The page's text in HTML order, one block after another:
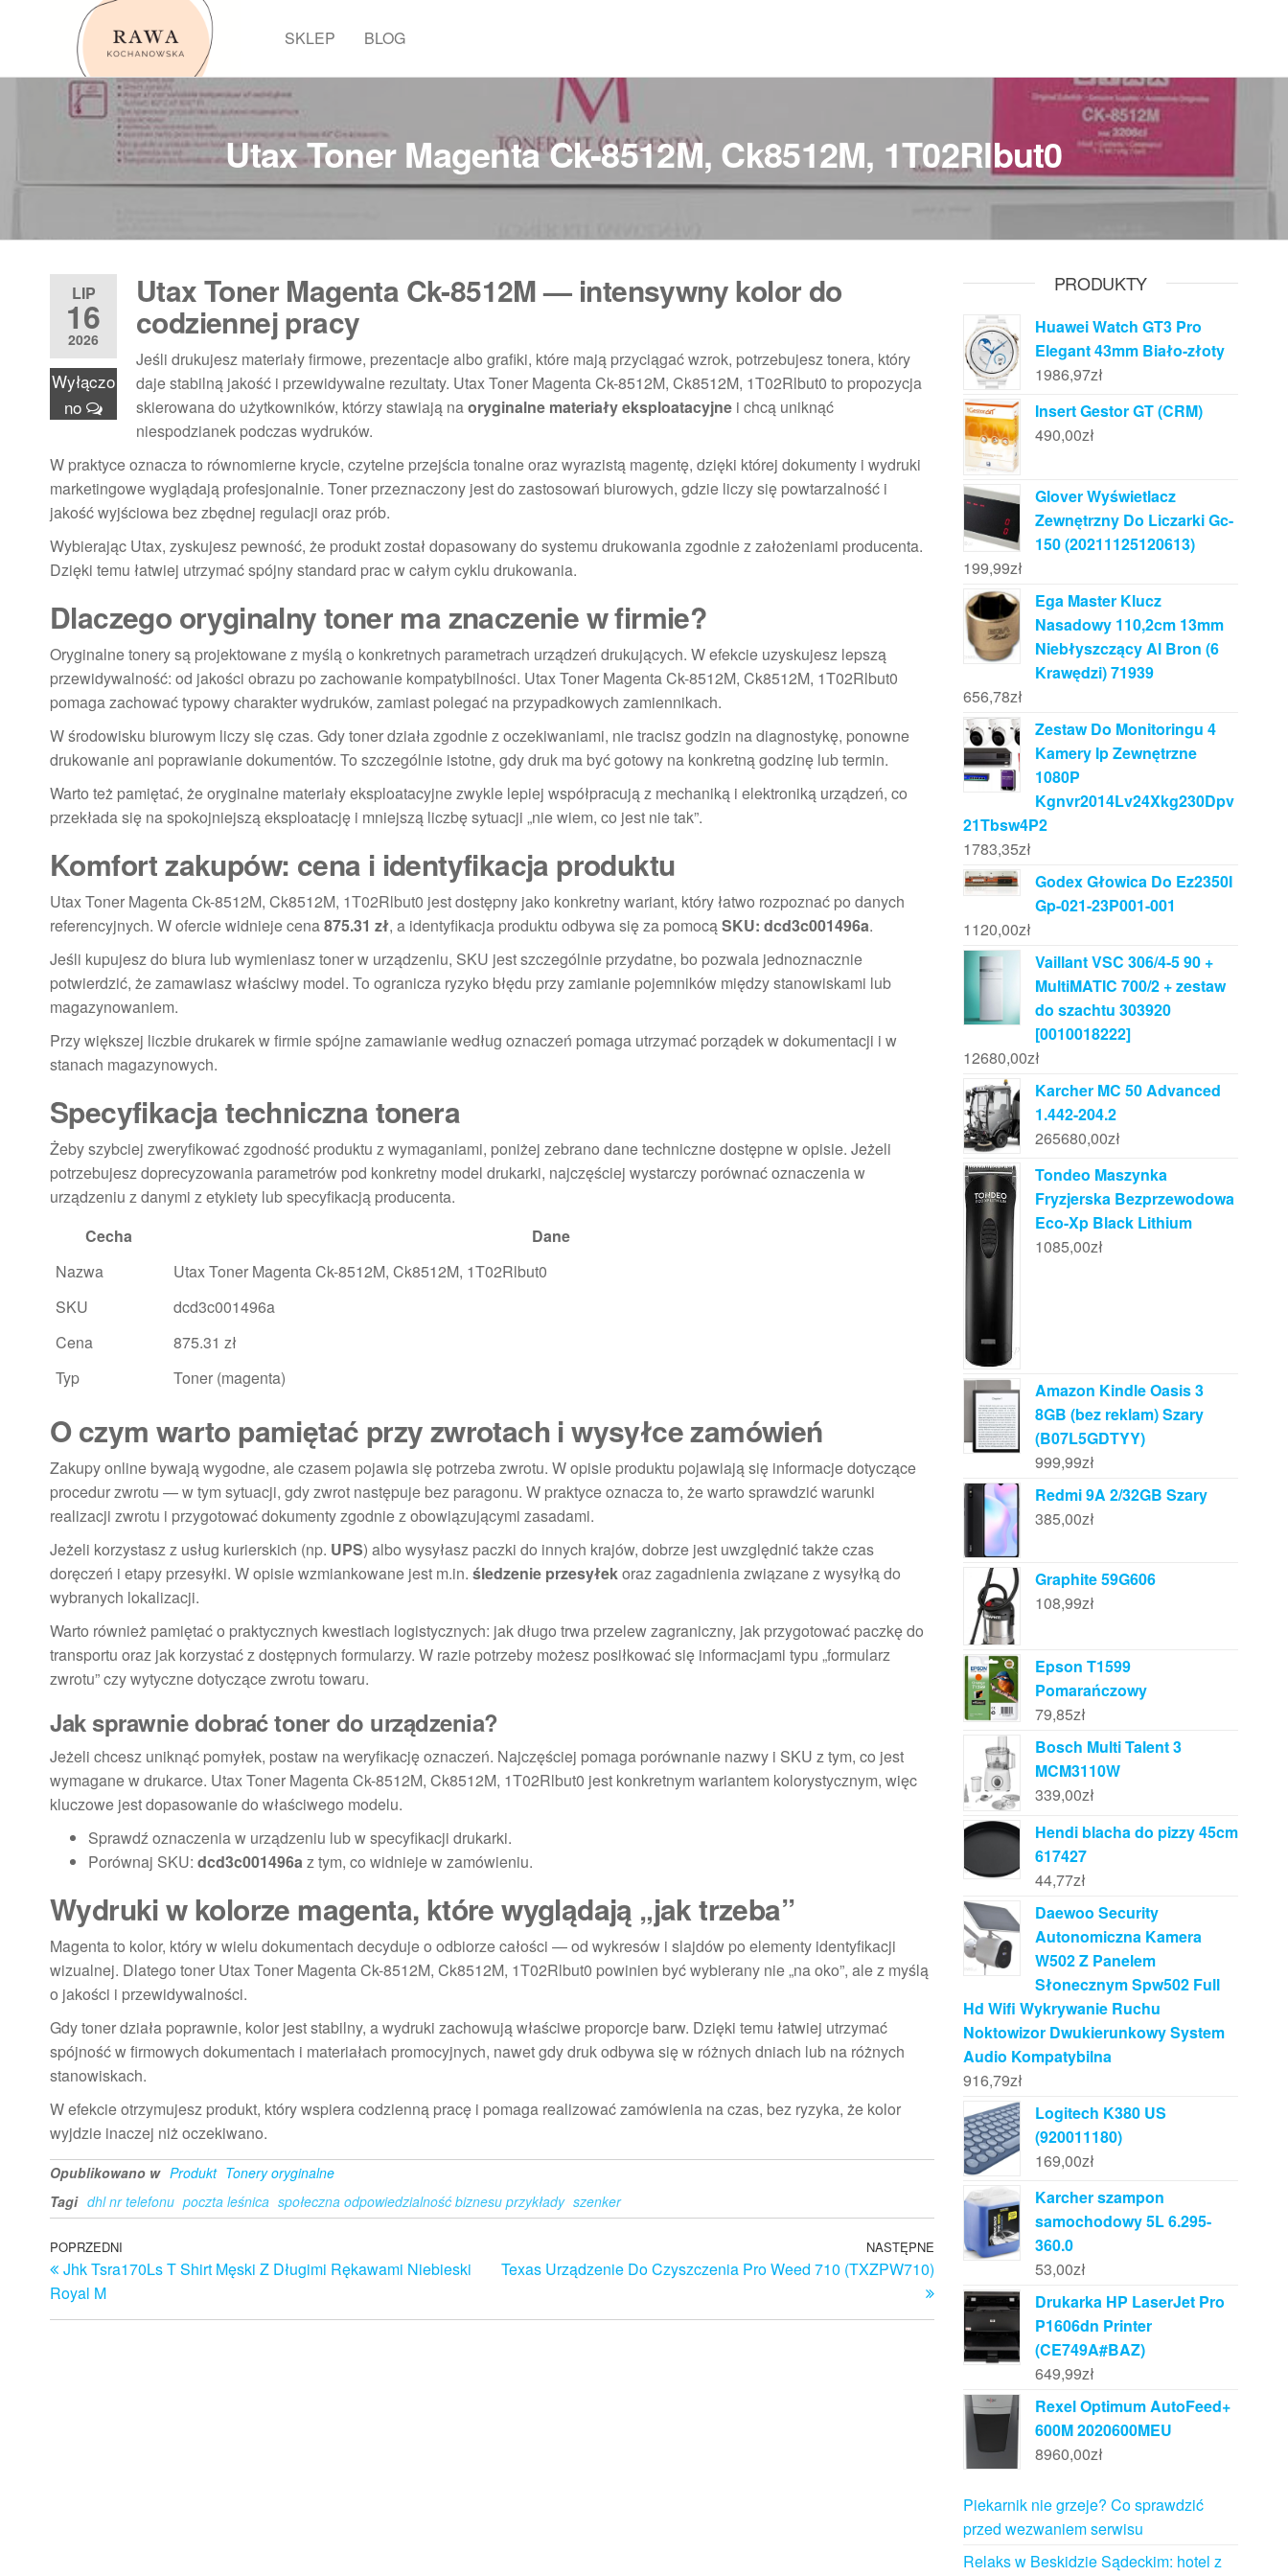
SKLEP BLOG
Utax Toner Magenta Ck-8512M, Ck8512M, 1T02Rlbut0
LIP
16
2026
Wyłączo
no
Utax Toner Magenta Ck-8512M — intensywny kolor do
codziennej pracy
Jeśli drukujesz materiały firmowe, prezentacje albo grafiki, które mają przyciągać wzrok, potrzebujesz tonera, który
daje stabilną jakość i przewidywalne rezultaty. Utax Toner Magenta Ck-8512M, Ck8512M, 1T02Rlbut0 to propozycja
skierowana do użytkowników, którzy stawiają naoryginalne materiały eksploatacyjne i chcą uniknąć
niespodzianek podczas wydruków.
W praktyce oznacza to równomierne krycie, czytelne przejścia tonalne oraz wyrazistą magentę, dzięki której dokumenty i wydruki
marketingowe wyglądają profesjonalnie. Toner przeznaczony jest do zastosowań biurowych, gdzie liczy się powtarzalność i
jakość wyjściowa bez zbędnej regulacji oraz prób.
Wybierając Utax, zyskujesz pewność, że produkt został dopasowany do systemu drukowania zgodnie z założeniami producenta.
Dzięki temu łatwiej utrzymać spójny standard prac w całym cyklu drukowania.
Dlaczego oryginalny toner ma znaczenie w firmie?
Oryginalne tonery są projektowane z myślą o konkretnych parametrach urządzeń drukujących. W efekcie uzyskujesz lepszą
przewidywalność: od jakości obrazu po zachowanie kompatybilności. Utax Toner Magenta Ck-8512M, Ck8512M, 1T02Rlbut0
pomaga zachować typowy charakter wydruków, zamiast polegać na przypadkowych zamiennikach.
W środowisku biurowym liczy się czas. Gdy toner działa zgodnie z oczekiwaniami, nie tracisz godzin na diagnostykę, ponowne
drukowanie ani poprawianie dokumentów. To szczególnie istotne, gdy druk ma być gotowy na konkretną godzinę lub termin.
Warto też pamiętać, że oryginalne materiały eksploatacyjne zwykle lepiej współpracują z mechaniką i elektroniką urządzeń, co
przekłada się na spokojniejszą eksploatację i mniejszą liczbę sytuacji „nie wiem, co jest nie tak”.
Komfort zakupów: cena i identyfikacja produktu
Utax Toner Magenta Ck-8512M, Ck8512M, 1T02Rlbut0 jest dostępny jako konkretny wariant, który łatwo rozpoznać po danych
referencyjnych. W ofercie widnieje cena875.31 zł, a identyfikacja produktu odbywa się za pomocąSKU: dcd3c001496a.
Jeśli kupujesz do biura lub wymieniasz toner w urządzeniu, SKU jest szczególnie przydatne, bo pozwala jednoznacznie
potwierdzić, że zamawiasz właściwy model. To ogranicza ryzyko błędu przy zamianie pojemników między stanowiskami lub
magazynowaniem.
Przy większej liczbie drukarek w firmie spójne zamawianie według oznaczeń pomaga utrzymać porządek w dokumentacji i w
stanach magazynowych.
Specyfikacja techniczna tonera
Żeby szybciej zweryfikować zgodność produktu z wymaganiami, poniżej zebrano dane techniczne dostępne w opisie. Jeżeli
potrzebujesz doprecyzowania parametrów pod konkretny model drukarki, najczęściej wystarczy porównać oznaczenia w
urządzeniu z danymi z etykiety lub specyfikacją producenta.
Cecha
Dane
Nazwa
Utax Toner Magenta Ck-8512M, Ck8512M, 1T02Rlbut0
SKU
dcd3c001496a
Cena
875.31 zł
Typ
Toner (magenta)
O czym warto pamiętać przy zwrotach i wysyłce zamówień
Zakupy online bywają wygodne, ale czasem pojawia się potrzeba zwrotu. W opisie produktu pojawiają się informacje dotyczące
procedur zwrotu — w tym sytuacji, gdy zwrot następuje bez paragonu. W praktyce oznacza to, że warto sprawdzić warunki
realizacji zwrotu i przygotować dokumenty zgodnie z obowiązującymi zasadami.
Jeżeli korzystasz z usług kurierskich (np. UPS) albo wysyłasz paczki do innych krajów, dobrze jest uwzględnić także czas
doręczeń i etapy przesyłki. W opisie wzmiankowane jest m.in. śledzenie przesyłekoraz zagadnienia związane z wysyłką do
wybranych lokalizacji.
Warto również pamiętać o praktycznych kwestiach logistycznych: jak długo trwa przelew zagraniczny, jak przygotować paczkę do
transportu oraz jak korzystać z dostępnych formularzy. W razie potrzeby możesz posiłkować się informacjami typu „formularz
zwrotu” czy wytyczne dotyczące zwrotu towaru.
Jak sprawnie dobrać toner do urządzenia?
Jeżeli chcesz uniknąć pomyłek, postaw na weryfikację oznaczeń. Najczęściej pomaga porównanie nazwy i SKU z tym, co jest
wymagane w drukarce. Utax Toner Magenta Ck-8512M, Ck8512M, 1T02Rlbut0 jest konkretnym wariantem kolorystycznym, więc
kluczowe jest dopasowanie do właściwego modelu.
Sprawdź oznaczenia w urządzeniu lub w specyfikacji drukarki.
Porównaj SKU: dcd3c001496az tym, co widnieje w zamówieniu.
Wydruki w kolorze magenta, które wyglądają „jak trzeba”
Magenta to kolor, który w wielu dokumentach decyduje o odbiorze całości — od wykresów i slajdów po elementy identyfikacji
wizualnej. Dlatego toner Utax Toner Magenta Ck-8512M, Ck8512M, 1T02Rlbut0 powinien być wybierany nie „na oko”, ale z myślą
o jakości i przewidywalności.
Gdy toner działa poprawnie, kolor jest stabilny, a wydruki zachowują właściwe proporcje barw. Dzięki temu łatwiej utrzymać
spójność w firmowych dokumentach i materiałach promocyjnych, nawet gdy druk odbywa się w różnych dniach lub na różnych
stanowiskach.
W efekcie otrzymujesz produkt, który wspiera codzienną pracę i pomaga realizować zamówienia na czas, bez ryzyka, że kolor
wyjdzie inaczej niż oczekiwano.
Opublikowano w Produkt Tonery oryginalne
Tagi dhl nr telefonu poczta leśnica społeczna odpowiedzialność biznesu przykłady szenker
Nawigacja
wpisu
Poprzedni
wpis
POPRZEDNI
Jhk Tsra170Ls T Shirt Męski Z Długimi Rękawami Niebieski
Royal M
Następny
wpis
NASTĘPNE
Texas Urządzenie Do Czyszczenia Pro Weed 710 (TXZPW710)
PRODUKTY
Huawei Watch GT3 Pro
Elegant 43mm Biało-złoty
1986,97zł
Insert Gestor GT (CRM)
490,00zł
Glover Wyświetlacz
Zewnętrzny Do Liczarki Gc-
150 (20211125120613)
199,99zł
Ega Master Klucz
Nasadowy 110,2cm 13mm
Niebłyszczący Al Bron (6
Krawędzi) 71939
656,78zł
Zestaw Do Monitoringu 4
Kamery Ip Zewnętrzne
1080P
Kgnvr2014Lv24Xkg230Dpv
21Tbsw4P2
1783,35zł
Godex Głowica Do Ez2350I
Gp-021-23P001-001
1120,00zł
Vaillant VSC 306/4-5 90 +
MultiMATIC 700/2 + zestaw
do szachtu 303920
[0010018222]
12680,00zł
Karcher MC 50 Advanced
1.442-204.2
265680,00zł
Tondeo Maszynka
Fryzjerska Bezprzewodowa
Eco-Xp Black Lithium
1085,00zł
Amazon Kindle Oasis 3
8GB (bez reklam) Szary
(B07L5GDTYY)
999,99zł
Redmi 9A 2/32GB Szary
385,00zł
Graphite 59G606
108,99zł
Epson T1599
Pomarańczowy
79,85zł
Bosch Multi Talent 3
MCM3110W
339,00zł
Hendi blacha do pizzy 45cm
617427
44,77zł
Daewoo Security
Autonomiczna Kamera
W502 Z Panelem
Słonecznym Spw502 Full
Hd Wifi Wykrywanie Ruchu
Noktowizor Dwukierunkowy System
Audio Kompatybilna
916,79zł
Logitech K380 US
(920011180)
169,00zł
Karcher szampon
samochodowy 5L 6.295-
360.0
53,00zł
Drukarka HP LaserJet Pro
P1606dn Printer
(CE749A#BAZ)
649,99zł
Rexel Optimum AutoFeed+
600M 2020600MEU
8960,00zł
Piekarnik nie grzeje? Co sprawdzić
przed wezwaniem serwisu
Relaks w Beskidzie Sądeckim: hotel z